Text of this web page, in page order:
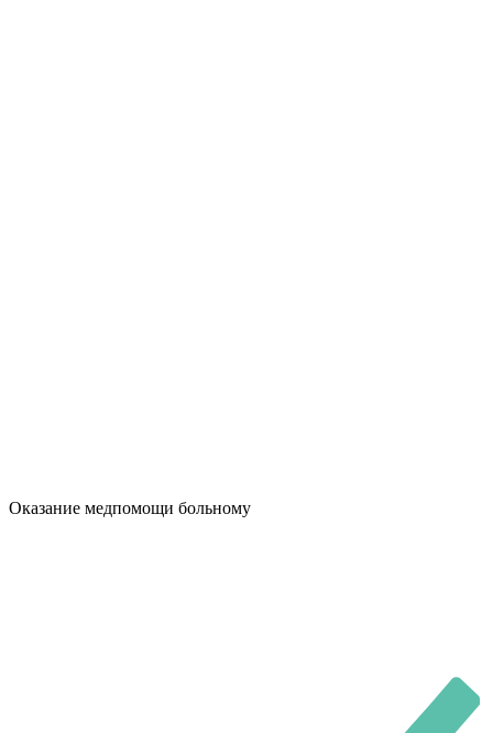
Оказание медпомощи больному